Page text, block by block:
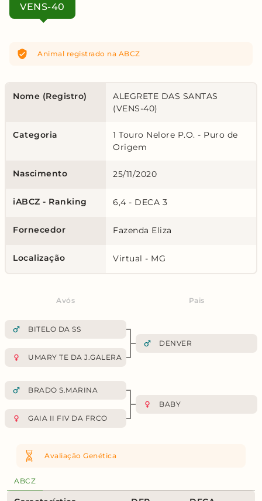
VENS-40
Animal registrado na ABCZ
Nome (Registro)
ALEGRETE DAS SANTAS
(VENS-40)
Categoria
1 Touro Nelore P.O. - Puro de
Origem
Nascimento 25/11/2020
iABCZ - Ranking 6,4 - DECA 3
Fornecedor Fazenda Eliza
Localização Virtual - MG
Avós Pais
BITELO DA SS
UMARY TE DA J.GALERA
BRADO S.MARINA
GAIA II FIV DA FRCO
DENVER
BABY
Avaliação Genética
ABCZ